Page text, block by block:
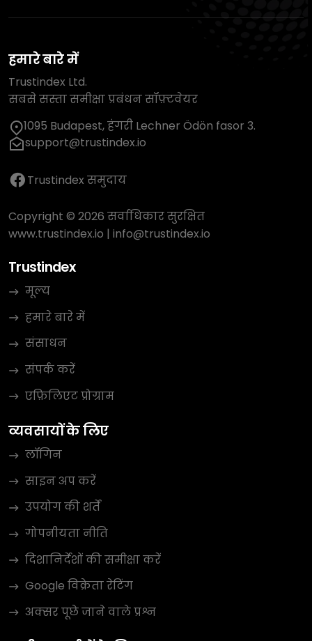
हमारे बारे में
Trustindex Ltd.
सबसे सस्ता समीक्षा प्रबंधन सॉफ़्टवेयर
1095 Budapest, हंगरी Lechner Ödön fasor 3.
support@trustindex.io
Trustindex समुदाय
Copyright © 2026 सर्वाधिकार सुरक्षित
www.trustindex.io | info@trustindex.io
Trustindex
मूल्य
हमारे बारे में
संसाधन
संपर्क करें
एफ़िलिएट प्रोग्राम
व्यवसायों के लिए
लॉगिन
साइन अप करें
उपयोग की शर्तें
गोपनीयता नीति
दिशानिर्देशों की समीक्षा करें
Google विक्रेता रेटिंग
अक्सर पूछे जाने वाले प्रश्न